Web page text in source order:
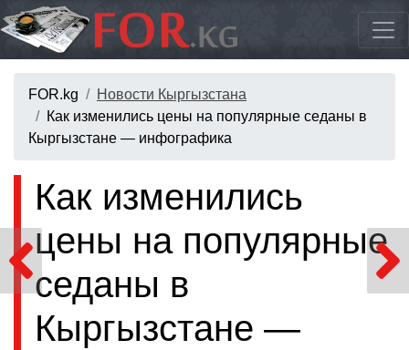
FOR.kg
Новости Кыргызстана
Как изменились цены на популярные седаны в
Кыргызстане — инфографика
Как изменились
цены на популярные
седаны в
Кыргызстане —